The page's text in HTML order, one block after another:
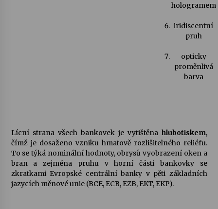
hologramem
iridiscentní
pruh
opticky
proměnlivá
barva
Lícní strana všech bankovek je vytištěna hlubotiskem,
čímž je dosaženo vzniku hmatově rozlišitelného reliéfu.
To se týká nominální hodnoty, obrysů vyobrazení oken a
bran a zejména pruhu v horní části bankovky se
zkratkami Evropské centrální banky v pěti základních
jazycích měnové unie (BCE, ECB, EZB, EKT, EKP).